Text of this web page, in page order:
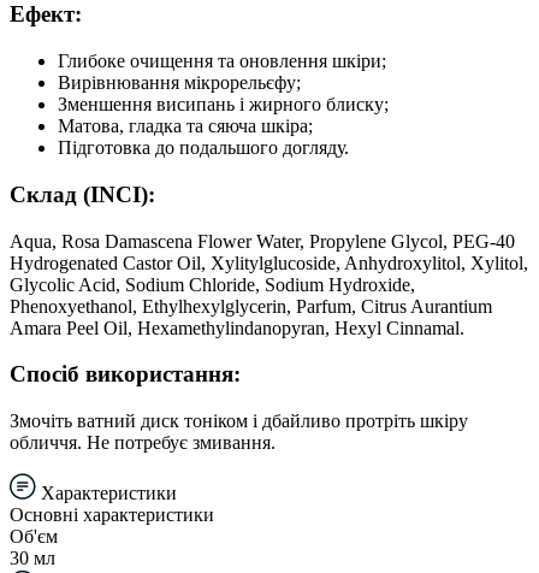
Ефект:
Глибоке очищення та оновлення шкіри;
Вирівнювання мікрорельєфу;
Зменшення висипань і жирного блиску;
Матова, гладка та сяюча шкіра;
Підготовка до подальшого догляду.
Склад (INCI):
Aqua, Rosa Damascena Flower Water, Propylene Glycol, PEG-40
Hydrogenated Castor Oil, Xylitylglucoside, Anhydroxylitol, Xylitol,
Glycolic Acid, Sodium Chloride, Sodium Hydroxide,
Phenoxyethanol, Ethylhexylglycerin, Parfum, Citrus Aurantium
Amara Peel Oil, Hexamethylindanopyran, Hexyl Cinnamal.
Спосіб використання:
Змочіть ватний диск тоніком і дбайливо протріть шкіру
обличчя. Не потребує змивання.
Характеристики
Основні характеристики
Об'єм
30 мл